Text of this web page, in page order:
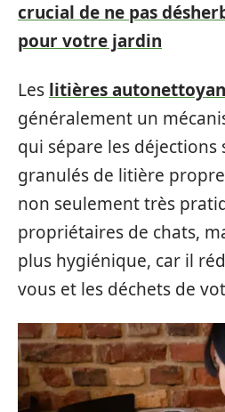
crucial de ne pas
pour votre jardin
Les litières
généralement un
qui sépare les déjections
granulés de litière
non seulement très
propriétaires de chats,
plus hygiénique, car il
vous et les déchets de